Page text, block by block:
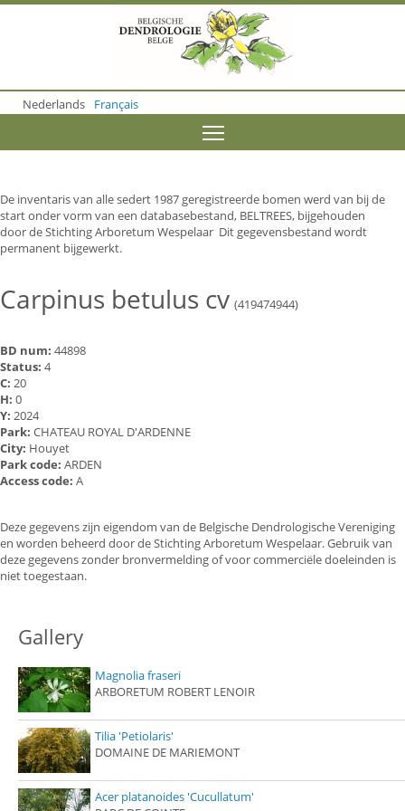
o
m
o
n
t
e
n
Nederlands Français
De inventaris van alle sedert 1987 geregistreerde bomen werd van bij de
start onder vorm van een databasebestand, BELTREES, bijgehouden
door de Stichting Arboretum Wespelaar Dit gegevensbestand wordt
permanent bijgewerkt.
Carpinus betulus cv (419474944)
BD num: 44898
Status: 4
C: 20
H: 0
Y: 2024
Park: CHATEAU ROYAL D'ARDENNE
City: Houyet
Park code: ARDEN
Access code: A
Deze gegevens zijn eigendom van de Belgische Dendrologische Vereniging
en worden beheerd door de Stichting Arboretum Wespelaar. Gebruik van
deze gegevens zonder bronvermelding of voor commerciële doeleinden is
niet toegestaan.
Gallery
Magnolia fraseri
ARBORETUM ROBERT LENOIR
Tilia 'Petiolaris'
DOMAINE DE MARIEMONT
Acer platanoides 'Cucullatum'